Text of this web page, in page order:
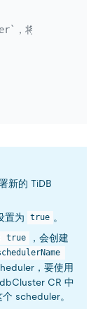
，将这个值设置
新的 TiDB
置为 true 。
true
，会创建
，要使用
CR 中
个 scheduler。